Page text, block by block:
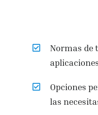
Normas de
Opciones
las